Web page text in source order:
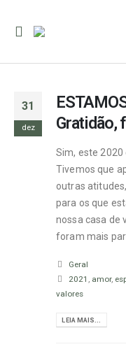
31
dez
Gratidão,
Sim, este
Tivemos que
outras
para os que
nossa casa de
foram mais
Geral
2021 , amor,
valores
LEIA MAIS...